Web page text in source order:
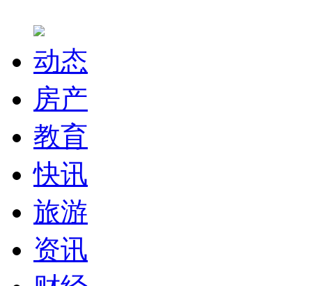
动态
房产
教育
快讯
旅游
资讯